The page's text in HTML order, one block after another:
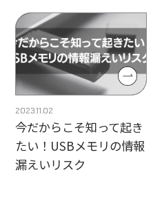
2023.11.02
今だからこそ知って起き
たい！USBメモリの情報
漏えいリスク